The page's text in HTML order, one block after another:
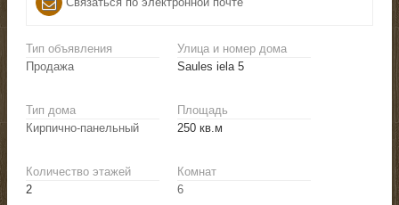
Тип объявления
Продажа
Улица и номер дома
Saules iela 5
Тип дома
Кирпично-панельный
Площадь
250 кв.м
Количество этажей
2
Комнат
6